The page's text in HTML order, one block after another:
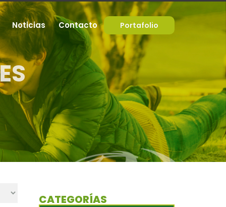
Noticias Contacto Portafolio
CATEGORÍAS